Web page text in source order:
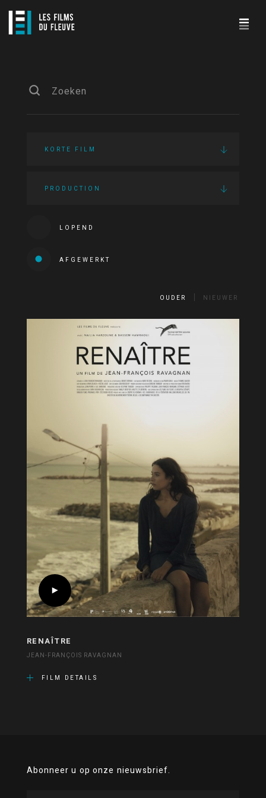
KORTE FILM
PRODUCTION
LOPEND
AFGEWERKT
OUDER NIEUWER
RENAÎTRE
JEAN-FRANÇOIS RAVAGNAN
FILM DETAILS
Abonneer u op onze nieuwsbrief.